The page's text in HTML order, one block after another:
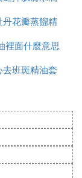
丹花瓣蒸餾精
油
裡面什麼意思
班斑精油套